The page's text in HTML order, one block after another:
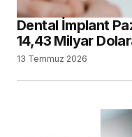
Dental İmplant
14,43 Milyar
13 Temmuz 2026